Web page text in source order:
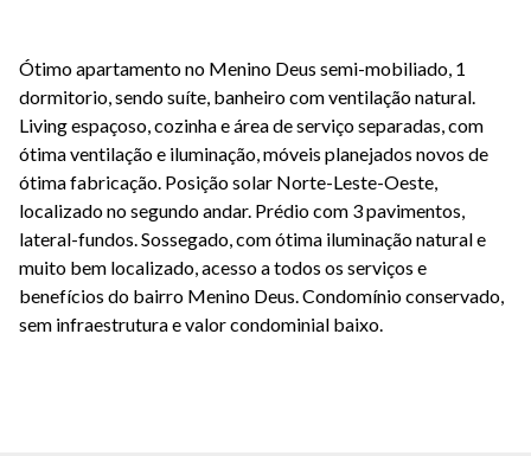
Ótimo apartamento no Menino Deus semi-mobiliado, 1
dormitorio, sendo suíte, banheiro com ventilação natural.
Living espaçoso, cozinha e área de serviço separadas, com
ótima ventilação e iluminação, móveis planejados novos de
ótima fabricação. Posição solar Norte-Leste-Oeste,
localizado no segundo andar. Prédio com 3 pavimentos,
lateral-fundos. Sossegado, com ótima iluminação natural e
muito bem localizado, acesso a todos os serviços e
benefícios do bairro Menino Deus. Condomínio conservado,
sem infraestrutura e valor condominial baixo.